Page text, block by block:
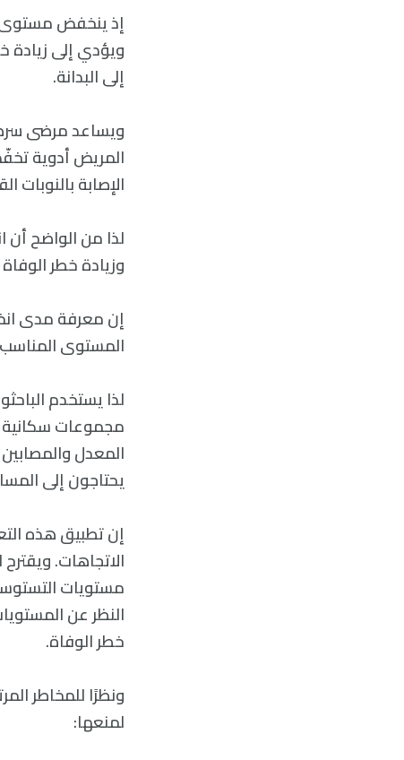
إذ ينخفض مستوى
ويؤدي إلى زيادة
إلى البدانة.
ويساعد مرضى
المريض أدوية
الإصابة بالنوبات
لذا من الواضح
وزيادة خطر
إن معرفة مدى
المستوى
لذا يستخدم
مجموعات سكانية
المعدل
يحتاجون إلى
إن تطبيق هذه
الاتجاهات.
مستويات
النظر عن
خطر الوفاة.
ونظرًا للمخاطر
لمنعها: